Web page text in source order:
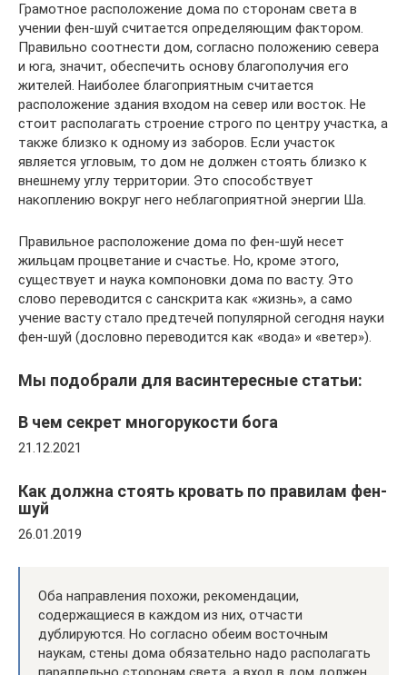
Грамотное расположение дома по сторонам света в
учении фен-шуй считается определяющим фактором.
Правильно соотнести дом, согласно положению севера
и юга, значит, обеспечить основу благополучия его
жителей. Наиболее благоприятным считается
расположение здания входом на север или восток. Не
стоит располагать строение строго по центру участка, а
также близко к одному из заборов. Если участок
является угловым, то дом не должен стоять близко к
внешнему углу территории. Это способствует
накоплению вокруг него неблагоприятной энергии Ша.
Правильное расположение дома по фен-шуй несет
жильцам процветание и счастье. Но, кроме этого,
существует и наука компоновки дома по васту. Это
слово переводится с санскрита как «жизнь», а само
учение васту стало предтечей популярной сегодня науки
фен-шуй (дословно переводится как «вода» и «ветер»).
Мы подобрали для васинтересные статьи:
В чем секрет многорукости бога
21.12.2021
Как должна стоять кровать по правилам фен-
шуй
26.01.2019
Оба направления похожи, рекомендации,
содержащиеся в каждом из них, отчасти
дублируются. Но согласно обеим восточным
наукам, стены дома обязательно надо располагать